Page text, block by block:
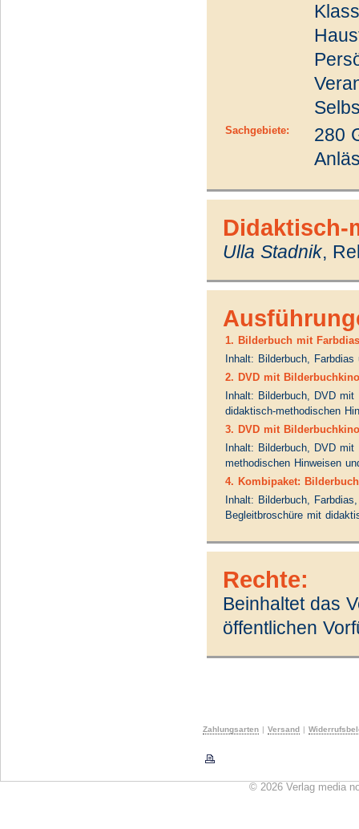
Sachgebiete:
280
Didaktisch-
Ulla Stadnik,
1. Bilderbuch mit
Inhalt: Bilderbuch,
2. DVD mit
Inhalt: Bilderbuch, DVD
didaktisch-methodischen
3. DVD mit
Inhalt: Bilderbuch, DVD
methodischen Hinweisen
4. Kombipaket:
Inhalt: Bilderbuch,
Begleitbroschüre mit
Rechte:
Beinhaltet das
öffentlichen
Zahlungsarten | Versand |
© 2026 Verlag media